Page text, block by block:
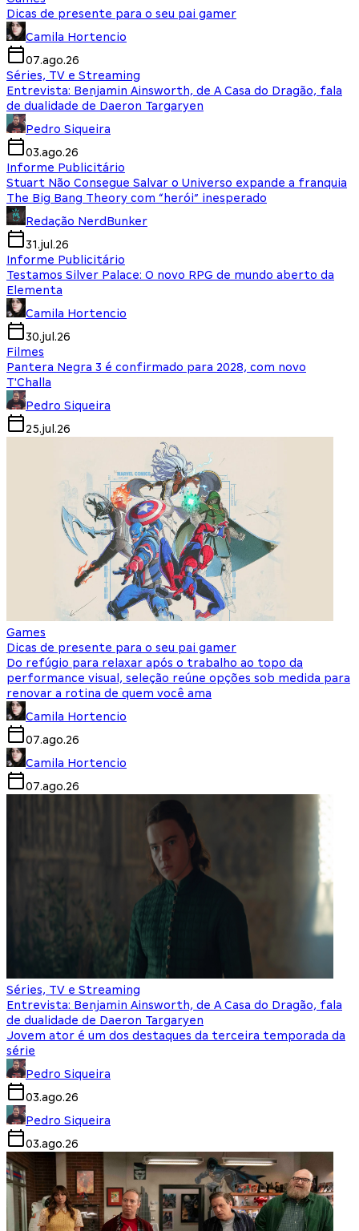
Dicas de presente para o seu pai gamer
Camila Hortencio
07.ago.26
Séries, TV e Streaming
Entrevista: Benjamin Ainsworth, de A Casa do Dragão, fala
de dualidade de Daeron Targaryen
Pedro Siqueira
03.ago.26
Informe Publicitário
Stuart Não Consegue Salvar o Universo expande a franquia
The Big Bang Theory com “herói” inesperado
Redação NerdBunker
31.jul.26
Informe Publicitário
Testamos Silver Palace: O novo RPG de mundo aberto da
Elementa
Camila Hortencio
30.jul.26
Filmes
Pantera Negra 3 é confirmado para 2028, com novo
T'Challa
Pedro Siqueira
25.jul.26
Games
Dicas de presente para o seu pai gamer
Do refúgio para relaxar após o trabalho ao topo da
performance visual, seleção reúne opções sob medida para
renovar a rotina de quem você ama
Camila Hortencio
07.ago.26
Camila Hortencio
07.ago.26
Séries, TV e Streaming
Entrevista: Benjamin Ainsworth, de A Casa do Dragão, fala
de dualidade de Daeron Targaryen
Jovem ator é um dos destaques da terceira temporada da
série
Pedro Siqueira
03.ago.26
Pedro Siqueira
03.ago.26